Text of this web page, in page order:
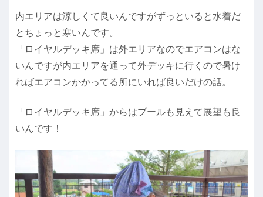
内エリアは涼しくて良いんですがずっといると水着だ
とちょっと寒いんです。
「ロイヤルデッキ席」は外エリアなのでエアコンはな
いんですが内エリアを通って外デッキに行くので暑け
ればエアコンかかってる所にいれば良いだけの話。
「ロイヤルデッキ席」からはプールも見えて展望も良
いんです！